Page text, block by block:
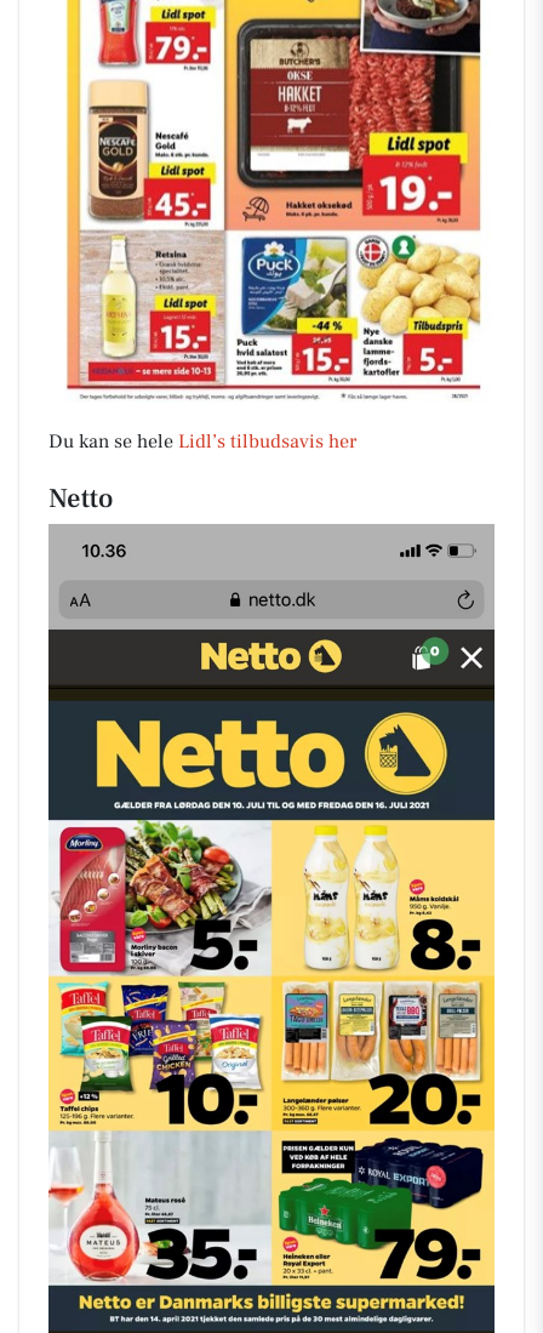
Du kan se hele Lidl’s tilbudsavis her
Netto